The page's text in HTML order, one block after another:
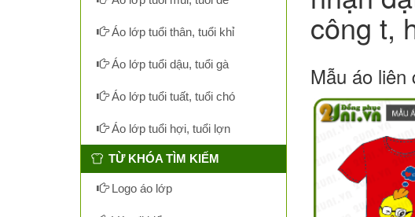
công t,
Mẫu áo liên
Áo lớp tuổi thân, tuổi khỉ
Áo lớp tuổi dậu, tuổi gà
Áo lớp tuổi tuất, tuổi chó
Áo lớp tuổi hợi, tuổi lợn
TỪ KHÓA TÌM KIẾM
Logo áo lớp